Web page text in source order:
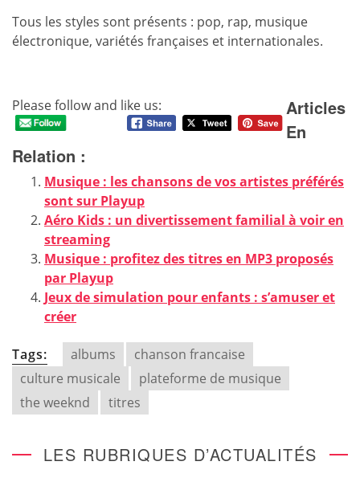
Tous les styles sont présents : pop, rap, musique
électronique, variétés françaises et internationales.
Please follow and like us:
Articles
En
Relation :
Musique : les chansons de vos artistes préférés
sont sur Playup
Aéro Kids : un divertissement familial à voir en
streaming
Musique : profitez des titres en MP3 proposés
par Playup
Jeux de simulation pour enfants : s’amuser et
créer
Tags: albums
chanson francaise
culture musicale
plateforme de musique
the weeknd
titres
LES RUBRIQUES D’ACTUALITÉS